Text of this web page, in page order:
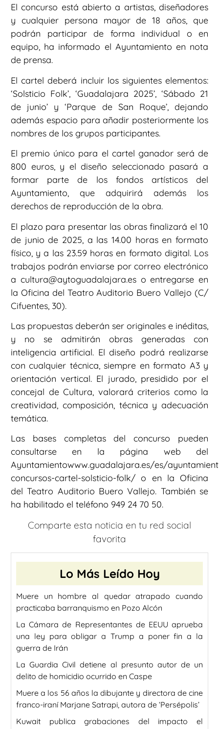
El concurso está abierto a artistas, diseñadores
y cualquier persona mayor de 18 años, que
podrán participar de forma individual o en
equipo, ha informado el Ayuntamiento en nota
de prensa.
El cartel deberá incluir los siguientes elementos:
‘Solsticio Folk’, ‘Guadalajara 2025’, ‘Sábado 21
de junio’ y ‘Parque de San Roque’, dejando
además espacio para añadir posteriormente los
nombres de los grupos participantes.
El premio único para el cartel ganador será de
800 euros, y el diseño seleccionado pasará a
formar parte de los fondos artísticos del
Ayuntamiento, que adquirirá además los
derechos de reproducción de la obra.
El plazo para presentar las obras finalizará el 10
de junio de 2025, a las 14.00 horas en formato
físico, y a las 23.59 horas en formato digital. Los
trabajos podrán enviarse por correo electrónico
a cultura@aytoguadalajara.es o entregarse en
la Oficina del Teatro Auditorio Buero Vallejo (C/
Cifuentes, 30).
Las propuestas deberán ser originales e inéditas,
y no se admitirán obras generadas con
inteligencia artificial. El diseño podrá realizarse
con cualquier técnica, siempre en formato A3 y
orientación vertical. El jurado, presidido por el
concejal de Cultura, valorará criterios como la
creatividad, composición, técnica y adecuación
temática.
Las bases completas del concurso pueden
consultarse en la página web del
Ayuntamientowww.guadalajara.es/es/
concursos-cartel-solsticio-folk/ o en la Oficina
del Teatro Auditorio Buero Vallejo. También se
ha habilitado el teléfono 949 24 70 50.
Comparte esta noticia en tu red social
favorita
Lo Más Leído Hoy
Muere un hombre al quedar atrapado cuando
practicaba barranquismo en Pozo Alcón
La Cámara de Representantes de EEUU aprueba
una ley para obligar a Trump a poner fin a la
guerra de Irán
La Guardia Civil detiene al presunto autor de un
delito de homicidio ocurrido en Caspe
Muere a los 56 años la dibujante y directora de cine
franco-iraní Marjane Satrapi, autora de ‘Persépolis’
Kuwait publica grabaciones del impacto el